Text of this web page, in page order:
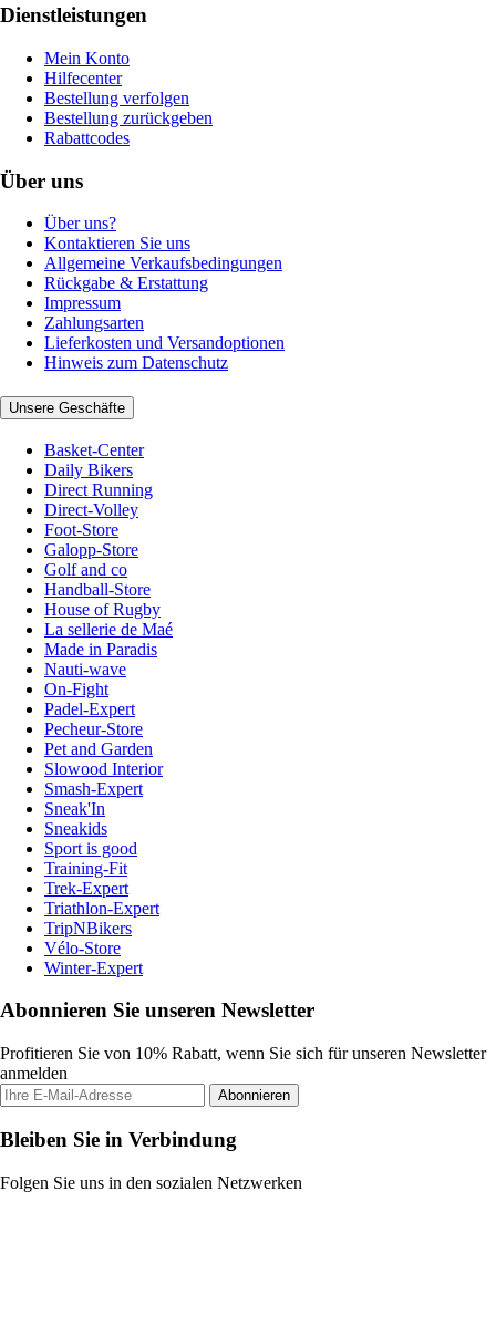
Dienstleistungen
Mein Konto
Hilfecenter
Bestellung verfolgen
Bestellung zurückgeben
Rabattcodes
Über uns
Über uns?
Kontaktieren Sie uns
Allgemeine Verkaufsbedingungen
Rückgabe & Erstattung
Impressum
Zahlungsarten
Lieferkosten und Versandoptionen
Hinweis zum Datenschutz
Unsere Geschäfte
Basket-Center
Daily Bikers
Direct Running
Direct-Volley
Foot-Store
Galopp-Store
Golf and co
Handball-Store
House of Rugby
La sellerie de Maé
Made in Paradis
Nauti-wave
On-Fight
Padel-Expert
Pecheur-Store
Pet and Garden
Slowood Interior
Smash-Expert
Sneak'In
Sneakids
Sport is good
Training-Fit
Trek-Expert
Triathlon-Expert
TripNBikers
Vélo-Store
Winter-Expert
Abonnieren Sie unseren Newsletter
Profitieren Sie von 10% Rabatt, wenn Sie sich für unseren Newsletter
anmelden
Abonnieren
Bleiben Sie in Verbindung
Folgen Sie uns in den sozialen Netzwerken